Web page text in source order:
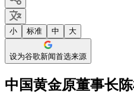
小 标准 中 大
设为谷歌新闻首选来源
中国黄金原董事长